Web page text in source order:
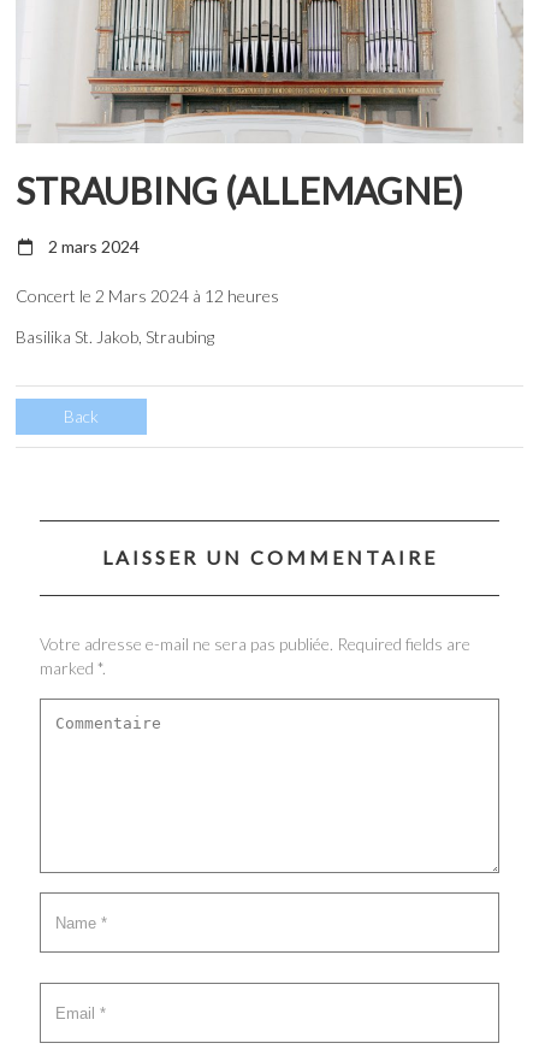
STRAUBING (ALLEMAGNE)
2 mars 2024
Concert le 2 Mars 2024 à 12 heures
Basilika St. Jakob, Straubing
Back
LAISSER UN COMMENTAIRE
Votre adresse e-mail ne sera pas publiée. Required fields are
marked *.